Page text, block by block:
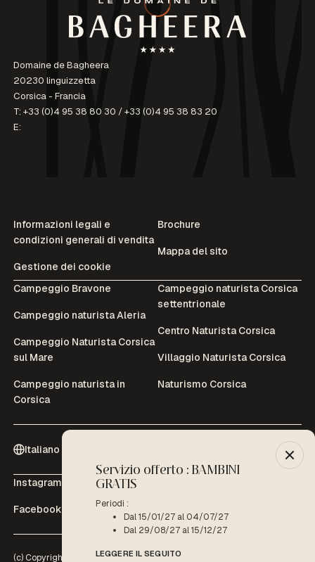
Servizio offerto : BAMBINI
GRATIS
Periodi :
Dal 15/01/27 al 04/07/27
Dal 29/08/27 al 15/12/27
LEGGERE IL SEGUITO
-10%
Domaine de Bagheera
20230 linguizzetta
Corsica - Francia
T:+33 (0)4 95 38 80 30 /+33 (0)4 95 38 83 20
E:
Informazioni legali e
condizioni generali di vendita
Gestione dei cookie
Brochure
Mappa del sito
Campeggio Bravone
Campeggio naturista Aleria
Campeggio Naturista Corsica
sul Mare
Campeggio naturista in
Corsica
Campeggio naturista Corsica
settentrionale
Centro Naturista Corsica
Villaggio Naturista Corsica
Naturismo Corsica
Italiano (It)
Instagram
Facebook
(c) Copyright 2026 - Domaine de Bagheera | Tutti i diritti riservati | Sito